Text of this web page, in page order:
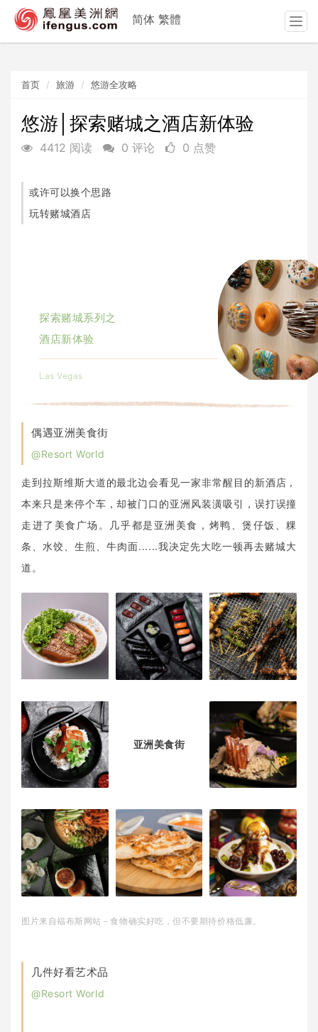
首页 旅游 悠游全攻略
悠游│探索赌城之酒店新体验
4412 阅读 0 评论 0 点赞
或许可以换个思路
玩转赌城酒店
探索赌城系列之
酒店新体验
Las Vegas
偶遇亚洲美食街
@Resort World
走到拉斯维斯大道的最北边会看见一家非常醒目的新酒店，
本来只是来停个车，却被门口的亚洲风装潢吸引， 误打误撞
走进了美食广场。
几乎都是亚洲美食，烤鸭、煲仔饭、粿
条、水饺、生煎、牛肉面......我决定先大吃一顿再去赌城大
道。
亚洲美食街
图片来自福布斯网站－食物确实好吃，但不要期待价格低廉。
几件好看艺术品
@Resort World
简体 繁體
T
o
n